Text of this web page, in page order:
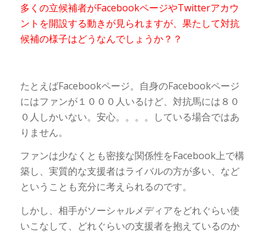
多くの立候補者がFacebookページやTwitterアカウ
ントを開設する動きが見られますが、果たして対抗
候補の様子はどうなんでしょうか？？
たとえばFacebookページ。自身のFacebookページ
にはファンが１０００人いるけど、対抗馬には８０
０人しかいない。安心。。。。している場合ではあ
りません。
ファンは少なくとも密接な関係性をFacebook上で構
築し、実質的な支援者はライバルの方が多い、など
ということも充分に考えられるのです。
しかし、相手がソーシャルメディアをどれぐらい使
いこなして、どれぐらいの支援者を抱えているのか